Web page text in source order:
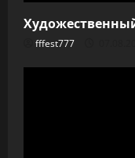
fffest777